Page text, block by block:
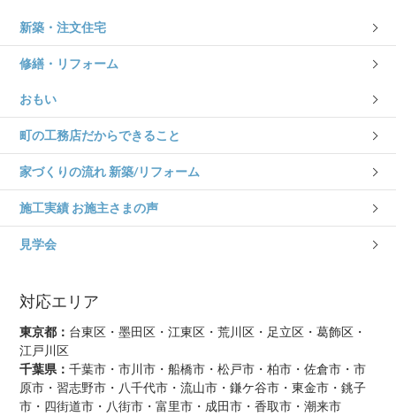
新築・注文住宅
修繕・リフォーム
おもい
町の工務店だからできること
家づくりの流れ 新築/リフォーム
施工実績 お施主さまの声
見学会
対応エリア
東京都： 台東区・墨田区・江東区・荒川区・足立区・葛飾区・
江戸川区
千葉県：千葉市・市川市・船橋市・松戸市・柏市・佐倉市・市
原市・習志野市・八千代市・流山市・鎌ケ谷市・東金市・銚子
市・四街道市・八街市・富里市・成田市・香取市・潮来市